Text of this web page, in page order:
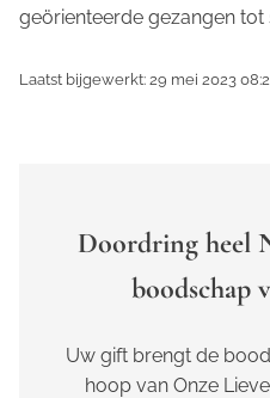
geörienteerde gezangen tot
Laatst bijgewerkt: 29 mei 2023
Doordring heel
boodschap
Uw gift brengt de
hoop van Onze